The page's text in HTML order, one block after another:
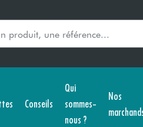
Conseils
Qui
sommes-
nous ?
Nos